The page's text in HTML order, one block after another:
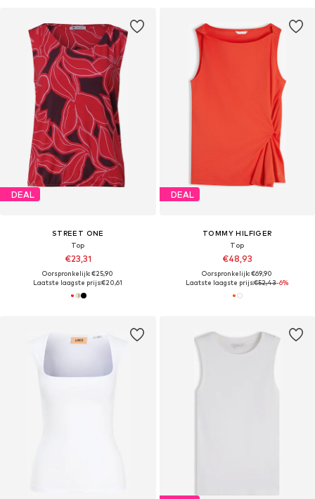
DEAL
STREET ONE
Top
€23,31
Oorspronkelijk: €25,90
Laatste laagste prijs:€20,61
DEAL
TOMMY HILFIGER
Top
€48,93
Oorspronkelijk: €69,90
Laatste laagste prijs:€52,43-6%